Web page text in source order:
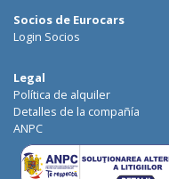
Galati
Suceava
Focsani
Targoviste
Ploiesti
Craiova
Botosani
Socios de Eurocars
Login Socios
Legal
Política de alquiler
Detalles de la compañía
ANPC